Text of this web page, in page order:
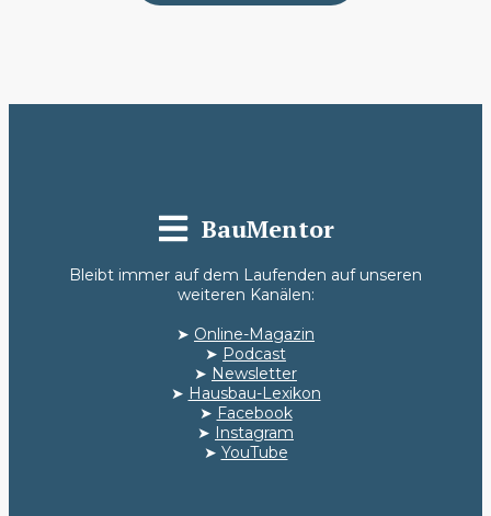
BauMentor
Bleibt immer auf dem Laufenden auf unseren
weiteren Kanälen:
➤ Online-Magazin
➤ Podcast
➤ Newsletter
➤ Hausbau-Lexikon
➤ Facebook
➤
Instagram
➤ YouTube